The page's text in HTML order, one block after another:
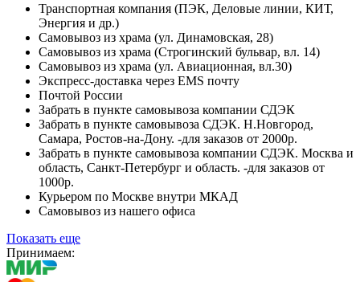
Транспортная компания (ПЭК, Деловые линии, КИТ,
Энергия и др.)
Самовывоз из храма (ул. Динамовская, 28)
Самовывоз из храма (Строгинский бульвар, вл. 14)
Самовывоз из храма (ул. Авиационная, вл.30)
Экспресс-доставка через EMS почту
Почтой России
Забрать в пункте самовывоза компании СДЭК
Забрать в пункте самовывоза СДЭК. Н.Новгород,
Самара, Ростов-на-Дону. -для заказов от 2000р.
Забрать в пункте самовывоза компании СДЭК. Москва и
область, Санкт-Петербург и область. -для заказов от
1000р.
Курьером по Москве внутри МКАД
Самовывоз из нашего офиса
Показать еще
Принимаем: